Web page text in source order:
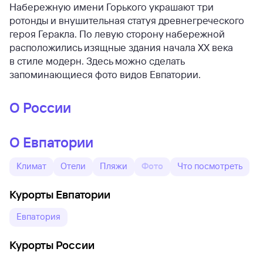
Набережную имени Горького украшают три
ротонды и внушительная статуя древнегреческого
героя Геракла. По левую сторону набережной
расположились изящные здания начала XX века
в стиле модерн. Здесь можно сделать
запоминающиеся фото видов Евпатории.
О России
О Евпатории
Климат Отели Пляжи Фото Что посмотреть
Курорты Евпатории
Евпатория
Курорты России